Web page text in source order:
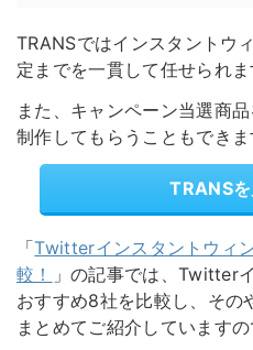
TRANSではインスタントウ
定までを一貫して任せられま
また、キャンペーン当選商
制作してもらうこともできま
TRANS
「Twitterインスタントウィ
較！
」の記事では、Twitter
おすすめ8社を比較し、その
まとめてご紹介しています